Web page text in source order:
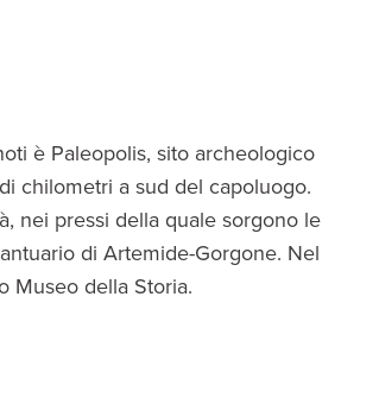
è Paleopolis, sito archeologico
chilometri a sud del capoluogo.
nei pressi della quale sorgono le
di Artemide-Gorgone. Nel
Museo della Storia.